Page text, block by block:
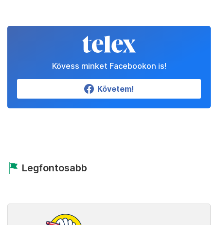
Kövess minket Facebookon is!
Követem!
Legfontosabb